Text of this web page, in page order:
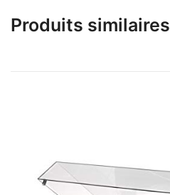
Produits similaires